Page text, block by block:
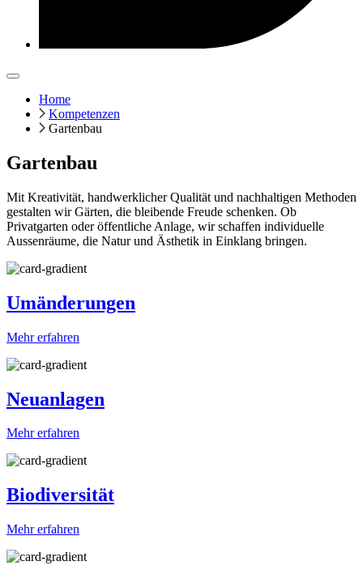
Home
Kompetenzen
Gartenbau
Gartenbau
Mit Kreativität, handwerklicher Qualität und nachhaltigen Methoden
gestalten wir Gärten, die bleibende Freude schenken. Ob
Privatgarten oder öffentliche Anlage, wir schaffen individuelle
Aussenräume, die Natur und Ästhetik in Einklang bringen.
Umänderungen
Mehr erfahren
Neuanlagen
Mehr erfahren
Biodiversität
Mehr erfahren